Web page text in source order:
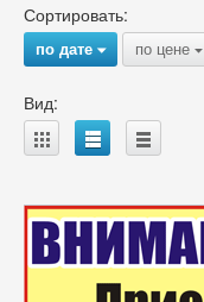
Сортировать:
по дате{ по цене {
Вид:
A B C